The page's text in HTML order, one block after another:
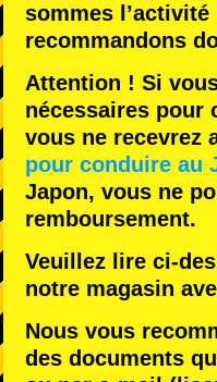
sommes l’activité
recommandons
Attention ! Si
nécessaires pour
vous ne recevrez
pour conduire au
Japon, vous ne
remboursement.
Veuillez lire ci-
notre magasin
Nous vous
des documents